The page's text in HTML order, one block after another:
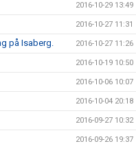
2016-10-29 13:49
2016-10-27 11:31
på Isaberg. 2016-10-27 11:26
2016-10-19 10:50
2016-10-06 10:07
2016-10-04 20:18
2016-09-27 10:32
2016-09-26 19:37